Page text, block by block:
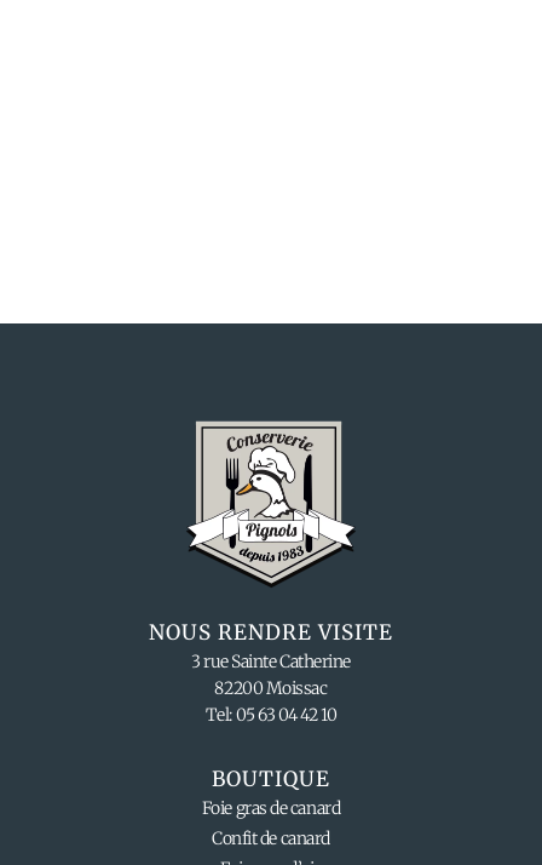
NOUS RENDRE VISITE
3 rue Sainte Catherine
82200 Moissac
Tel: 05 63 04 42 10
BOUTIQUE
Foie gras de canard
Confit de canard